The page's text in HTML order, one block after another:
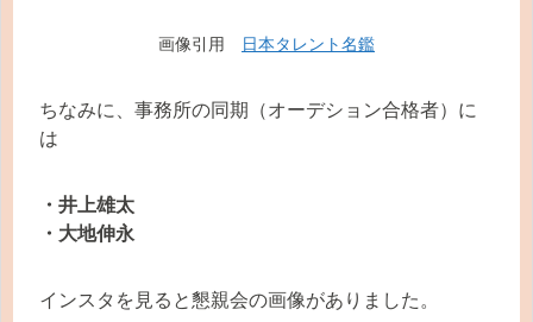
画像引用 日本タレント名鑑
ちなみに、事務所の同期（オーデション合格者）に
は
・井上雄太
・大地伸永
インスタを見ると懇親会の画像がありました。